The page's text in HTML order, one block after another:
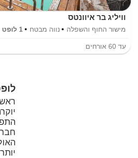
וויליג בר איוונטס
מישור החוף והשפלה נווה מבטח 1 לופט
עד 60 אורחים